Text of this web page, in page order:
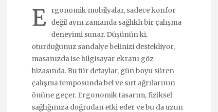
E
rgonomik mobilyalar, sadece konfor
değil aynı zamanda sağlıklı bir çalışma
deneyimi sunar. Düşünün ki,
oturduğunuz sandalye belinizi destekliyor,
masanızda ise bilgisayar ekranı göz
hizasında. Bu tür detaylar, gün boyu süren
çalışma temposunda bel ve sırt ağrılarının
önüne geçer. Ergonomik tasarım, fiziksel
sağlığınıza doğrudan etki eder ve bu da uzun